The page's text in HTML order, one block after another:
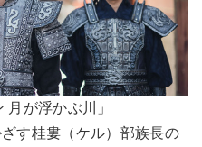
月が浮かぶ川」
す桂婁（ケル）部族長の